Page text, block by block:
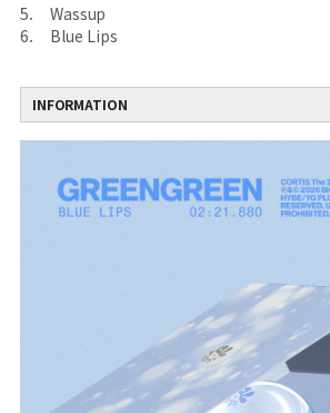
5. Wassup
6. Blue Lips
INFORMATION